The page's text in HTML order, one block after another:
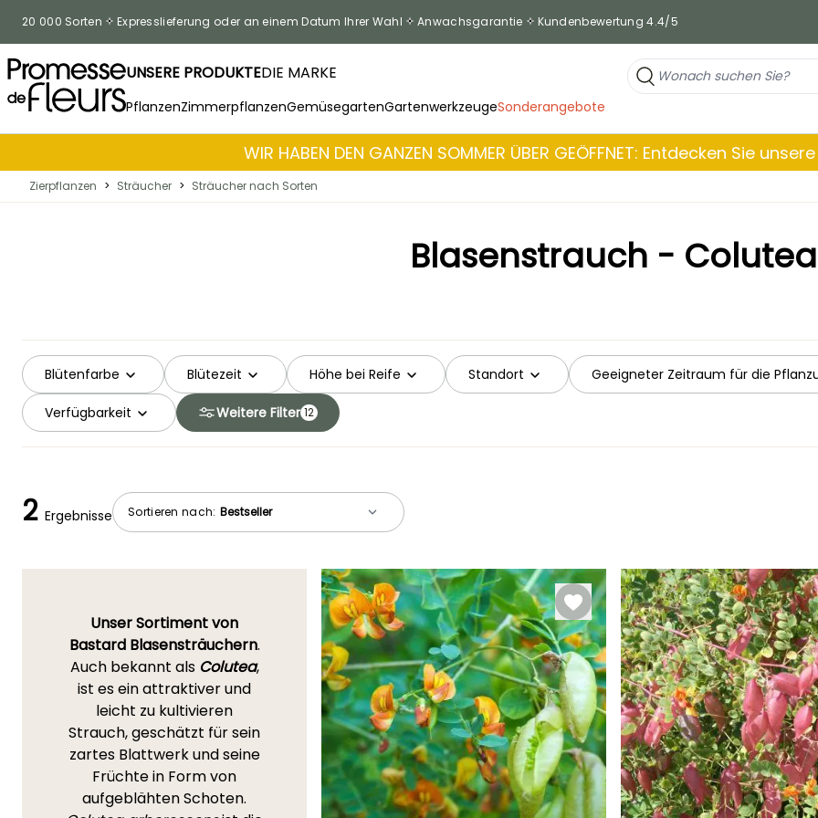
20 000 Sorten Expresslieferung oder an einem Datum Ihrer Wahl Anwachsgarantie Kundenbewertung 4.4/5
UNSERE PRODUKTEDIE MARKE
PflanzenZimmerpflanzenGemüsegartenGartenwerkzeugeSonderangebote
WIR HABEN DEN GANZEN SOMMER ÜBER GEÖFFNET: Entdecken Sie
Zierpflanzen > Sträucher > Sträucher nach Sorten
Blasenstrauch - Colutea
Blütenfarbe Blütezeit Höhe bei Reife Standort Geeigneter Zeitraum für die
Verfügbarkeit Weitere Filter 12
Sortieren nach:
2 Ergebnisse
Unser Sortiment von
Bastard Blasensträuchern.
Auch bekannt als Colutea,
ist es ein attraktiver und
leicht zu kultivieren
Strauch, geschätzt für sein
zartes Blattwerk und seine
Früchte in Form von
aufgeblähten Schoten.